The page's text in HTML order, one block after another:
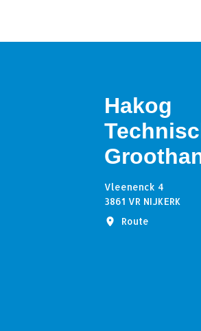
Hakog
Vleenenck 4
3861 VR NIJKERK
Route